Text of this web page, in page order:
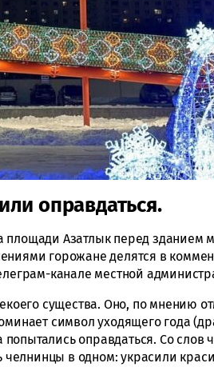
оправдаться.
Азатлык перед зданием
горожане делятся в
канале местной
существа. Оно, по мнению
символ уходящего года
оправдаться. Со слов
в одном: украсили